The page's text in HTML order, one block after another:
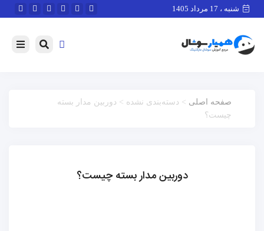
شنبه ، 17 مرداد 1405
صفحه اصلی > دسته‌بندی نشده > دوربین مدار بسته
چیست؟
دوربین مدار بسته چیست؟